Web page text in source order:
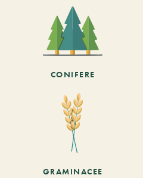
CONIFERE
GRAMINACEE